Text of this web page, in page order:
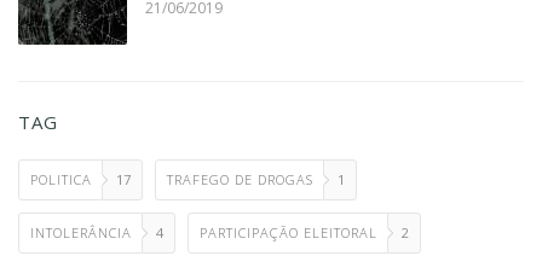
21/06/2019
TAG
POLITICA 17 TRAFEGO DE DROGAS 1
INTOLERÂNCIA 4 PARTICIPAÇÃO ELEITORAL 2